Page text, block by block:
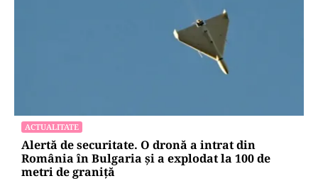
ACTUALITATE
Alertă de securitate. O dronă a intrat din
România în Bulgaria şi a explodat la 100 de
metri de graniţă